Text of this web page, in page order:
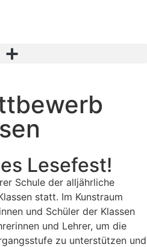
Lesefest!
Schule der alljährliche
statt. Im Kunstraum
und Schüler der Klassen
und Lehrer, um die
zu unterstützen und